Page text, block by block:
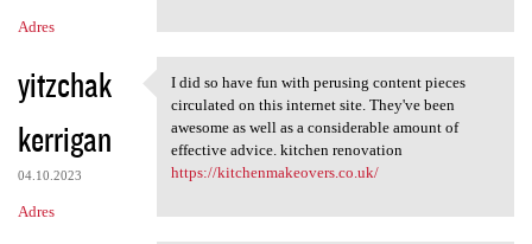
Adres
yitzchak
kerrigan
04.10.2023
Adres
I did so have fun with
I did so have fun with perusing content pieces
circulated on this internet site. They've been
awesome as well as a considerable amount of
effective advice. kitchen renovation
https://kitchenmakeovers.co.uk/